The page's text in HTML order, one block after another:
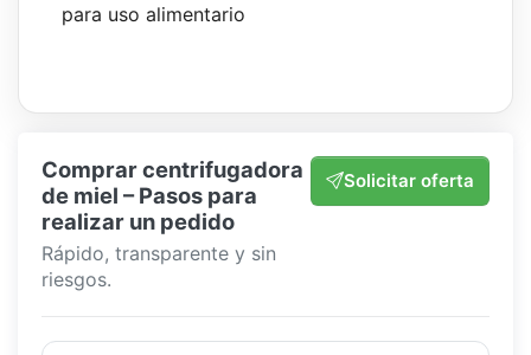
para uso alimentario
Comprar centrifugadora
de miel – Pasos para
realizar un pedido
Rápido, transparente y sin
riesgos.
Solicitar oferta